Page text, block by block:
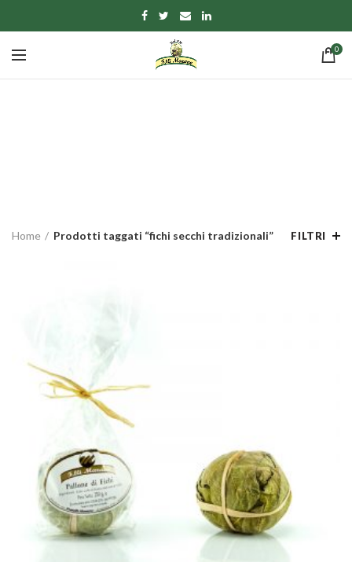
0
Home Prodotti taggati “fichi secchi tradizionali” FILTRI